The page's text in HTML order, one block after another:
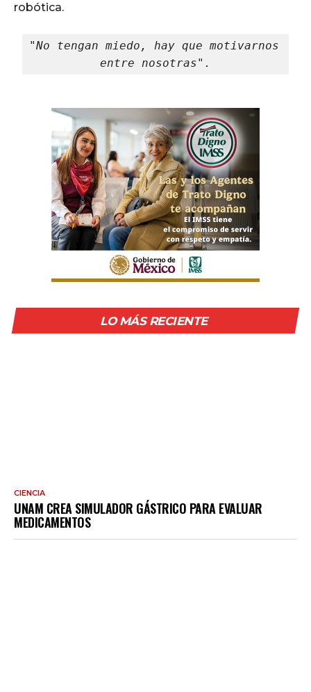
robótica.
"No tengan miedo, hay que motivarnos
entre nosotras".
LO MÁS RECIENTE
CIENCIA
UNAM CREA SIMULADOR GÁSTRICO PARA EVALUAR
MEDICAMENTOS